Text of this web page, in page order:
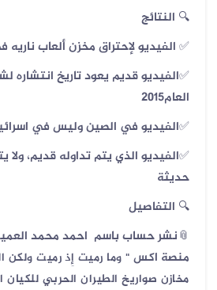
🔍 النتائج
✅ الفيديو لإحتراق مخزن ألعاب
✅الفيديو قديم يعود تاريخ
العام2015
✅الفيديو في الصين وليس في
✅الفيديو الذي يتم تداوله قديم، ولا
حديثة
🔍 التفاصيل
📎نشر حساب باسم احمد محمد
منصة اكس " وما رميت إِذ رميت ولكن
مخازن صواريخ الطيران الحربي